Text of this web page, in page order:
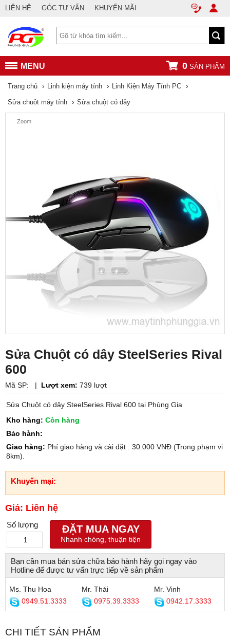
LIÊN HỆ GÓC TƯ VẤN KHUYẾN MÃI
MENU 0 SẢN PHẨM
Trang chủ › Linh kiện máy tính › Linh Kiện Máy Tính PC ›
Sửa chuột máy tính › Sửa chuột có dây
Zoom
Sửa Chuột có dây SteelSeries Rival
600
Mã SP: | Lượt xem: 739 lượt
Sửa Chuột có dây SteelSeries Rival 600 tại Phùng Gia
Kho hàng: Còn hàng
Bảo hành:
Giao hàng: Phí giao hàng và cài đặt : 30.000 VNĐ (Trong phạm vi
8km).
Khuyến mại:
Giá: Liên hệ
Số lượng ĐẶT MUA NGAY
Nhanh chóng, thuận tiện
Bạn cần mua bán sửa chữa bảo hành hãy gọi ngay vào
Hotline để được tư vấn trực tiếp về sản phẩm
Ms. Thu Hoa
0949.51.3333
Mr. Thái
0975.39.3333
Mr. Vinh
0942.17.3333
CHI TIẾT SẢN PHẨM